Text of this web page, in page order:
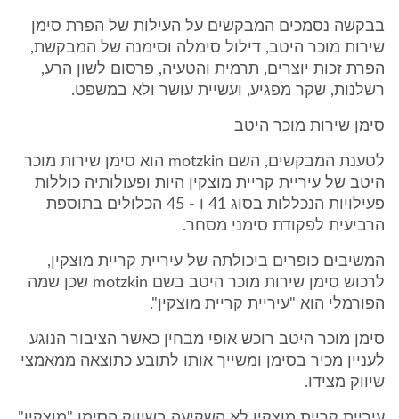
בבקשה נסמכים המבקשים על העילות של הפרת סימן
שירות מוכר היטב, דילול סימלה וסימנה של המבקשת,
הפרת זכות יוצרים, תרמית והטעיה, פרסום לשון הרע,
רשלנות, שקר מפגיע, ועשיית עושר ולא במשפט.
סימן שירות מוכר היטב
לטענת המבקשים, השם motzkin הוא סימן שירות מוכר
היטב של עיריית קריית מוצקין היות ופעולותיה כוללות
פעילויות הנכללות בסוג 41 ו - 45 הכלולים בתוספת
הרביעית לפקודת סימני מסחר.
המשיבים כופרים ביכולתה של עיריית קריית מוצקין,
לרכוש סימן שירות מוכר היטב בשם motzkin שכן שמה
הפורמלי הוא "עיריית קריית מוצקין".
סימן מוכר היטב רוכש אופי מבחין כאשר הציבור הנוגע
לעניין מכיר בסימן ומשייך אותו לתובע כתוצאה ממאמצי
שיווק מצידו.